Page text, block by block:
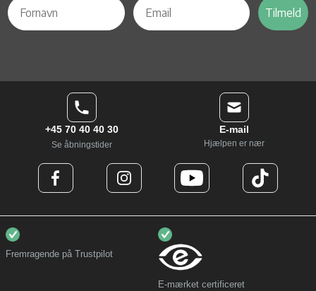
Tilmeld
+45 70 40 40 30
Se åbningstider
E-mail
Hjælpen er nær
Fremragende på Trustpilot
E-mærket certificeret